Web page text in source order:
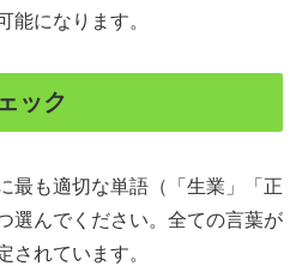
能になります。
ック
最も適切な単語（「生業」「正
選んでください。全ての言葉が
されています。